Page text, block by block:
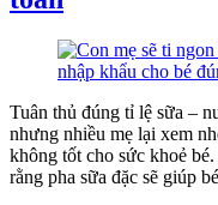
Tuân thủ đúng tỉ lệ sữa –
nhưng nhiều mẹ lại xem
không tốt cho sức khoẻ
rằng pha sữa đặc sẽ giúp